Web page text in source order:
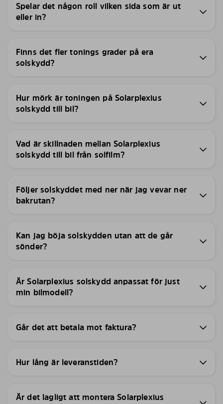
Spelar det någon roll vilken sida som är ut
eller in?
Finns det fler tonings grader på era
solskydd?
Hur mörk är toningen på Solarplexius
solskydd till bil?
Vad är skillnaden mellan Solarplexius
solskydd till bil från solfilm?
Följer solskyddet med ner när jag vevar ner
bakrutan?
Kan jag böja solskydden utan att de går
sönder?
Är Solarplexius solskydd anpassat för just
min bilmodell?
Går det att betala mot faktura?
Hur lång är leveranstiden?
Är det lagligt att montera Solarplexius